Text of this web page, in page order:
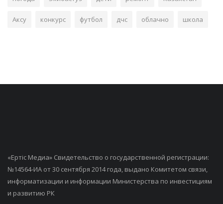
Аксу конкурс футбол дчс облачно школа
«Ертiс Медиа» Свидетельство о государственной регистрации:
№14564-ИА от 30 сентября 2014 года, выдано Комитетом связи,
информатизации и информации Министерства по инвестициям
и развитию РК